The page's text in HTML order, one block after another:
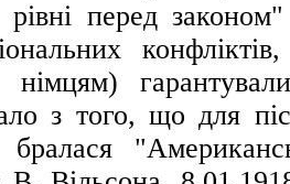
рівні перед
німцям)
з того, що для
бралася